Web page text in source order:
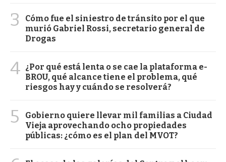
3
Cómo fue el siniestro de tránsito por el que
murió Gabriel Rossi, secretario general de
Drogas
4 ¿Por qué está lenta o se cae la plataforma e-
BROU, qué alcance tiene el problema, qué
riesgos hay y cuándo se resolverá?
5
Gobierno quiere llevar mil familias a Ciudad
Vieja aprovechando ocho propiedades
públicas: ¿cómo es el plan del MVOT?